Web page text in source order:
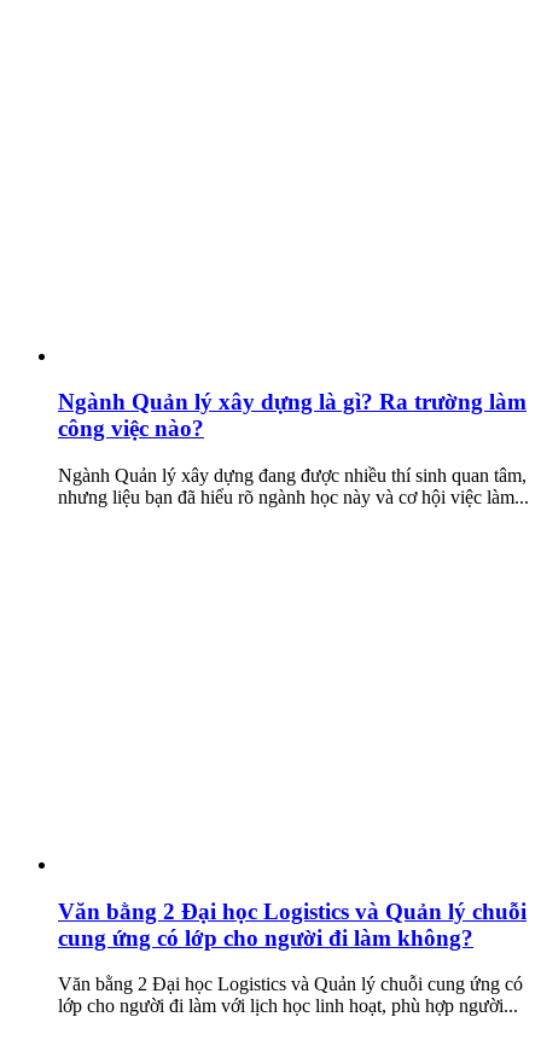
Ngành Quản lý xây dựng là gì? Ra trường làm
công việc nào?
Ngành Quản lý xây dựng đang được nhiều thí sinh quan tâm,
nhưng liệu bạn đã hiểu rõ ngành học này và cơ hội việc làm...
Văn bằng 2 Đại học Logistics và Quản lý chuỗi
cung ứng có lớp cho người đi làm không?
Văn bằng 2 Đại học Logistics và Quản lý chuỗi cung ứng có
lớp cho người đi làm với lịch học linh hoạt, phù hợp người...